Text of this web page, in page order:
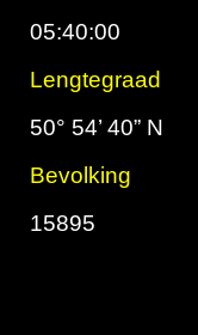
05:40:00
Lengtegraad
50° 54’ 40” N
Bevolking
15895